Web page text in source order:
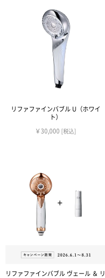
リファファインバブル U（ホワイ
ト）
￥30,000 [税込]
リファファインバブル ヴェール ＆ リ